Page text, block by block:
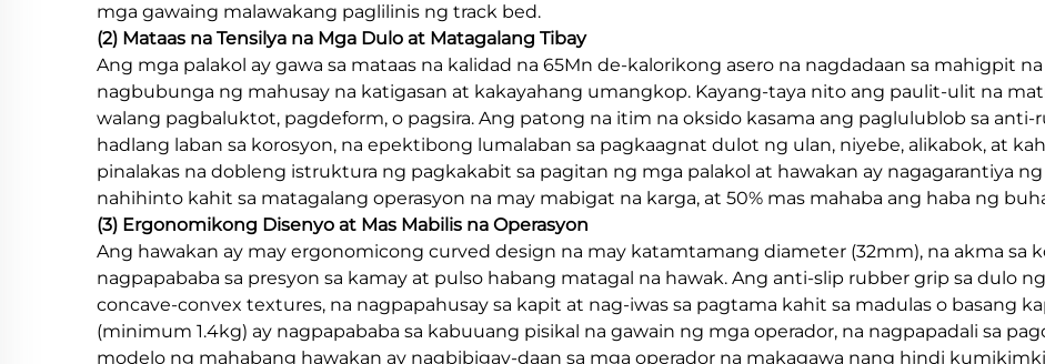
mga gawaing malawakang paglilinis ng track bed.
(2) Mataas na Tensilya na Mga Dulo at Matagalang Tibay
Ang mga palakol ay gawa sa mataas na kalidad na 65Mn de-kalorikong asero na nagdadaan sa mahigpit
nagbubunga ng mahusay na katigasan at kakayahang umangkop. Kayang-taya nito ang paulit-ulit na
walang pagbaluktot, pagdeform, o pagsira. Ang patong na itim na oksido kasama ang paglulublob sa
hadlang laban sa korosyon, na epektibong lumalaban sa pagkaagnat dulot ng ulan, niyebe, alikabok, at
pinalakas na dobleng istruktura ng pagkakabit sa pagitan ng mga palakol at hawakan ay nagagarantiya
nahihinto kahit sa matagalang operasyon na may mabigat na karga, at 50% mas mahaba ang haba ng
(3) Ergonomikong Disenyo at Mas Mabilis na Operasyon
Ang hawakan ay may ergonomicong curved design na may katamtamang diameter (32mm), na akma sa
nagpapababa sa presyon sa kamay at pulso habang matagal na hawak. Ang anti-slip rubber grip sa dulo
concave-convex textures, na nagpapahusay sa kapit at nag-iwas sa pagtama kahit sa madulas o basang
(minimum 1.4kg) ay nagpapababa sa kabuuang pisikal na gawain ng mga operador, na nagpapadali sa
modelo ng mahabang hawakan ay nagbibigay-daan sa mga operador na makagawa nang hindi